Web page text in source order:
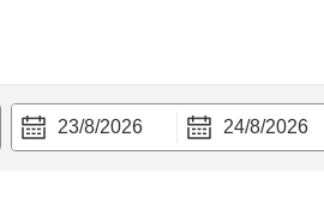
23/8/2026 24/8/2026